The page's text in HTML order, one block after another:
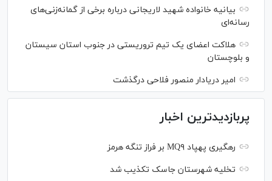
بیانیه خانواده شهید لاریجانی درباره برخی از گمانه‌زنی‌های
رسانه‌ای
هلاکت اعضای یک تیم تروریستی در جنوب استان سیستان
و بلوچستان
امیر دریادار منصور فلاحی درگذشت
پربازدیدترین اخبار
رهگیری پهپاد MQ۹ بر فراز تنگه هرمز
تخلیه شهرستان جاسک تکذیب شد